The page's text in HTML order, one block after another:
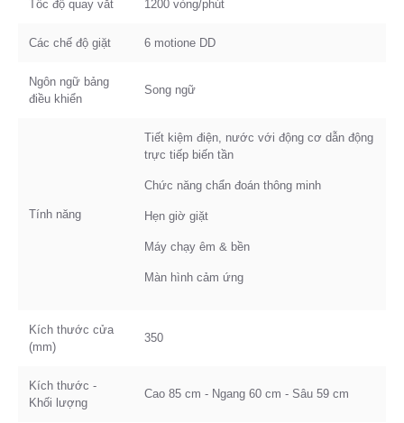
Tốc độ quay vắt 1200 vòng/phút
Các chế độ giặt 6 motione DD
Ngôn ngữ bảng
điều khiển
Song ngữ
Tính năng
Tiết kiệm điện, nước với động cơ dẫn động
trực tiếp biến tần
Chức năng chẩn đoán thông minh
Hẹn giờ giặt
Máy chạy êm & bền
Màn hình cảm ứng
Kích thước cửa
(mm)
350
Kích thước -
Khối lượng
Cao 85 cm - Ngang 60 cm - Sâu 59 cm